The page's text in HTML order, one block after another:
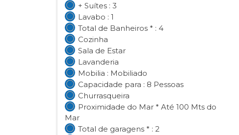
+ Suítes : 3
Lavabo : 1
Total de Banheiros * : 4
Cozinha
Sala de Estar
Lavanderia
Mobilia : Mobiliado
Capacidade para : 8 Pessoas
Churrasqueira
Proximidade do Mar * Até 100 Mts do
Mar
Total de garagens * : 2